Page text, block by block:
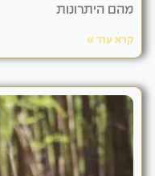
מהם היתרונות
קרא עוד »